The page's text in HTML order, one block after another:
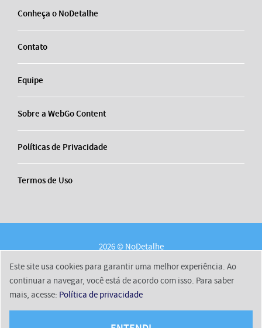
Conheça o NoDetalhe
Contato
Equipe
Sobre a WebGo Content
Políticas de Privacidade
Termos de Uso
2026 © NoDetalhe
Sobre a WebGo Content
Políticas de Privacidade
Termos de Uso
Este site usa cookies para garantir uma melhor experiência. Ao
continuar a navegar, você está de acordo com isso. Para saber
mais, acesse: Política de privacidade